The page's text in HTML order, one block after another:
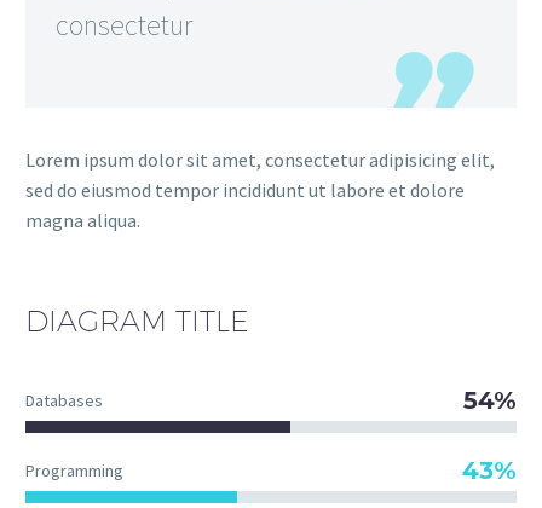
consectetur
Lorem ipsum dolor sit amet, consectetur adipisicing elit,
sed do eiusmod tempor incididunt ut labore et dolore
magna aliqua.
DIAGRAM TITLE
Databases 54%
Programming 43%